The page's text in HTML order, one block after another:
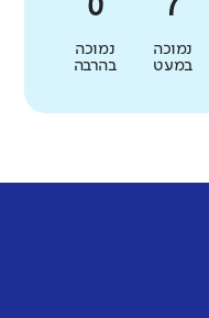
נמוכה
במעט
נמוכה
בהרבה